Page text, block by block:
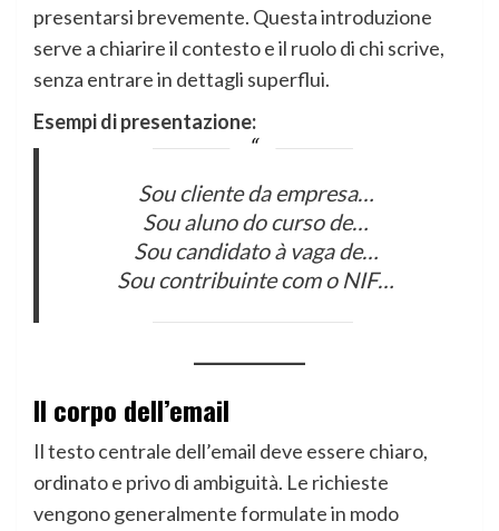
presentarsi brevemente. Questa introduzione
serve a chiarire il contesto e il ruolo di chi scrive,
senza entrare in dettagli superflui.
Esempi di presentazione:
Sou cliente da empresa…
Sou aluno do curso de…
Sou candidato à vaga de…
Sou contribuinte com o NIF…
Il corpo dell’email
Il testo centrale dell’email deve essere chiaro,
ordinato e privo di ambiguità. Le richieste
vengono generalmente formulate in modo